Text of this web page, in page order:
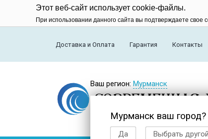
Этот веб-сайт использует cookie-файлы.
При использовании данного сайта вы подтверждаете свое
Доставка и Оплата Гарантия Контакты
Ваш регион:Мурманск
Мурманск ваш город?
Да Выбрать